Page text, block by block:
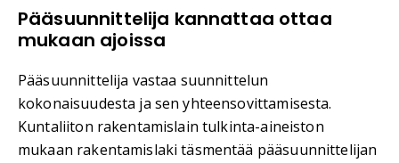
Pääsuunnittelija kannattaa ottaa
mukaan ajoissa
Pääsuunnittelija vastaa suunnittelun
kokonaisuudesta ja sen yhteensovittamisesta.
Kuntaliiton rakentamislain tulkinta-aineiston
mukaan rakentamislaki täsmentää pääsuunnittelijan